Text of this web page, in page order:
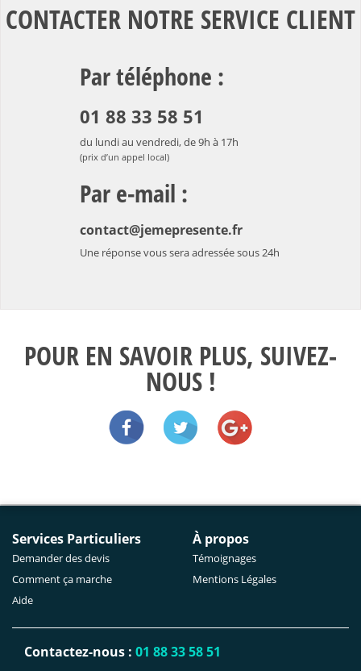
CONTACTER NOTRE SERVICE CLIENT
Par téléphone :
01 88 33 58 51
du lundi au vendredi, de 9h à 17h
(prix d’un appel local)
Par e-mail :
contact@jemepresente.fr
Une réponse vous sera adressée sous 24h
POUR EN SAVOIR PLUS, SUIVEZ-
NOUS !
Services Particuliers
Demander des devis
Comment ça marche
Aide
À propos
Témoignages
Mentions Légales
Contactez-nous : 01 88 33 58 51